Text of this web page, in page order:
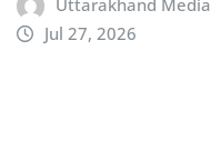
Jul 27, 2026